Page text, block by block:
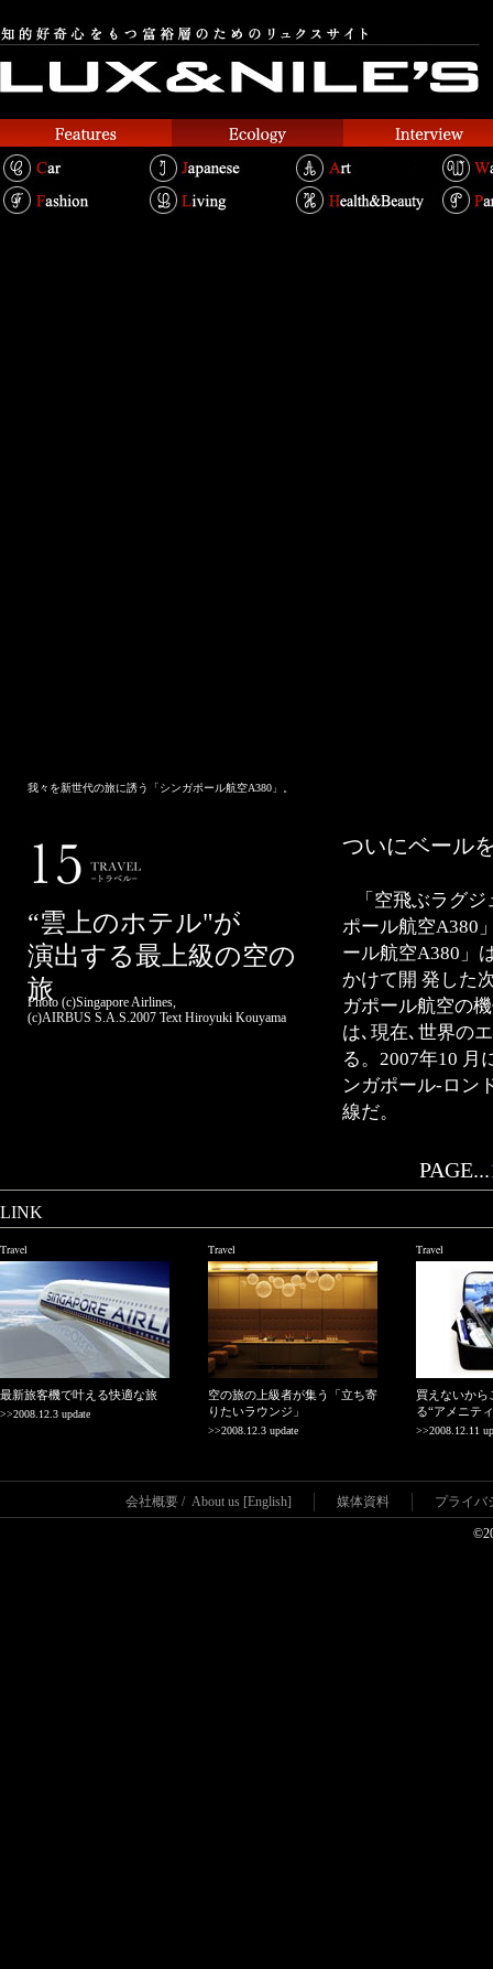
我々を新世代の旅に誘う「シンガポール航空A380」。
“雲上のホテル"が
演出する最上級の空の
旅
Photo (c)Singapore Airlines,
(c)AIRBUS S.A.S.2007 Text Hiroyuki Kouyama
ついにベール
「空飛ぶラグ
ポール航空A380
ール航空A380」
かけて開 発した
ガポール航空の
は､現在､世界の
る。2007年10 月
ンガポール-ロン
線だ。
PAGE...
LINK
Travel
最新旅客機で叶える快適な旅
>>2008.12.3 update
Travel
空の旅の上級者が集う「立ち寄
りたいラウンジ」
>>2008.12.3 update
Travel
買えないから
る“アメニテ
>>2008.12.11
会社概要 / About us [English] 媒体資料 プライバ